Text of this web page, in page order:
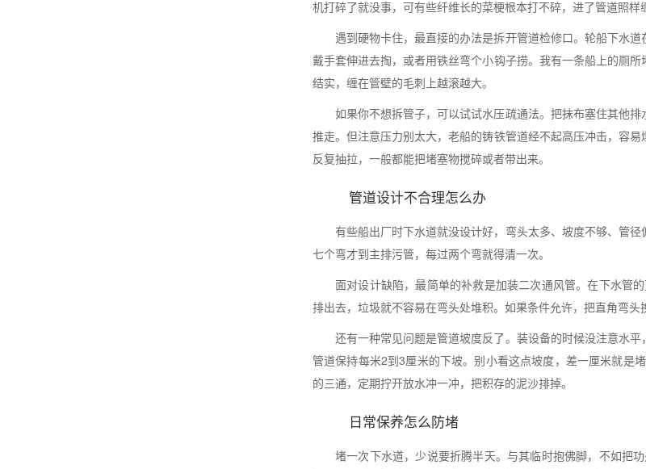
机打碎了就没事，可有些纤维长的菜梗根本打不碎，进了管道照样
遇到硬物卡住，最直接的办法是拆开管道检修口。轮船下水
戴手套伸进去掏，或者用铁丝弯个小钩子捞。我有一条船上的厕
结实，缠在管壁的毛刺上越滚越大。
如果你不想拆管子，可以试试水压疏通法。把抹布塞住其他
推走。但注意压力别太大，老船的铸铁管道经不起高压冲击，容
反复抽拉，一般都能把堵塞物搅碎或者带出来。
管道设计不合理怎么办
有些船出厂时下水道就没设计好，弯头太多、坡度不够、管
七个弯才到主排污管，每过两个弯就得清一次。
面对设计缺陷，最简单的补救是加装二次通风管。在下水管
排出去，垃圾就不容易在弯头处堆积。如果条件允许，把直角弯
还有一种常见问题是管道坡度反了。装设备的时候没注意水
管道保持每米2到3厘米的下坡。别小看这点坡度，差一厘米就是
的三通，定期拧开放水冲一冲，把积存的泥沙排掉。
日常保养怎么防堵
堵一次下水道，少说要折腾半天。与其临时抱佛脚，不如把